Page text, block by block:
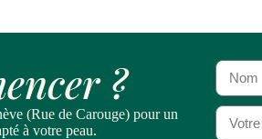
?
(Rue de Carouge) pour un
à votre peau.